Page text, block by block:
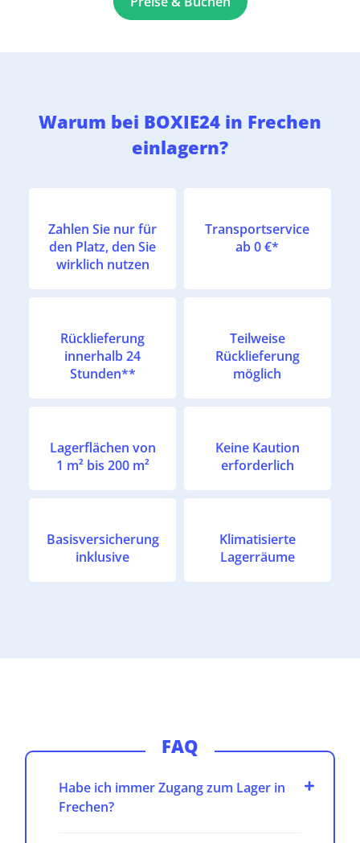
Warum bei BOXIE24 in Frechen
einlagern?
Zahlen Sie nur für
den Platz, den Sie
wirklich nutzen
Transportservice
ab 0 €*
Rücklieferung
innerhalb 24
Stunden**
Teilweise
Rücklieferung
möglich
Lagerflächen von
1 m² bis 200 m²
Keine Kaution
erforderlich
Basisversicherung
inklusive
Klimatisierte
Lagerräume
FAQ
Habe ich immer Zugang zum Lager in
Frechen?